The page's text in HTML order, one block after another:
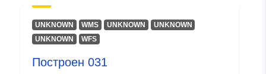
UNKNOWN WMS UNKNOWN
UNKNOWN
UNKNOWN
WFS
Построен 031